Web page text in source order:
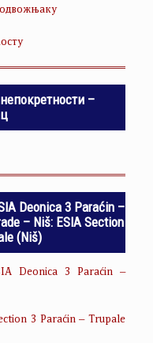
–
Deonica 3 Paraćin –
– Niš: ESIA Section
(Niš)
Deonica 3 Paraćin –
3 Paraćin – Trupale